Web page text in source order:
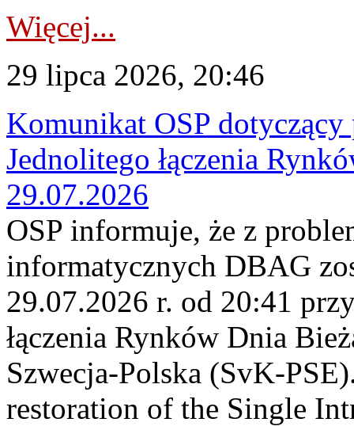
Więcej...
29 lipca 2026, 20:46
Komunikat OSP
Jednolitego łączenia
29.07.2026
OSP informuje, że z
informatycznych DBAG
29.07.2026 r. od 20:41
łączenia Rynków Dnia
Szwecja-Polska (SvK-
restoration of the Single